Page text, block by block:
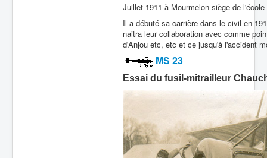
Juillet 1911 à Mourmelon siège de
Il a débuté sa carrière dans le civil en
naitra leur collaboration avec comme
d'Anjou etc, etc et ce jusqu'à l'accident
MS 23
Essai du fusil-mitrailleur